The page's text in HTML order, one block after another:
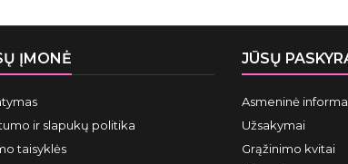
ĮMONĖ
ir slapukų politika
taisyklės
JŪSŲ
Asmeninė
Užsakymai
Grąžinimo kvitai